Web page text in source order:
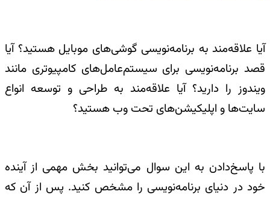
آیا علاقه‌مند به برنامه‌نویسی گوشی‌های موبایل هستید؟ آیا
قصد برنامه‌نویسی برای سیستم‌عامل‌های کامپیوتری مانند
ویندوز را دارید؟ آیا علاقه‌مند به طراحی و توسعه انواع
سایت‌ها و اپلیکیشن‌های تحت وب هستید؟
با پاسخ‌دادن به این سوال می‌توانید بخش مهمی از آینده
خود در دنیای برنامه‌نویسی را مشخص کنید. پس از آن که